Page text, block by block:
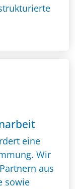
eine
Wir
aus
sowie